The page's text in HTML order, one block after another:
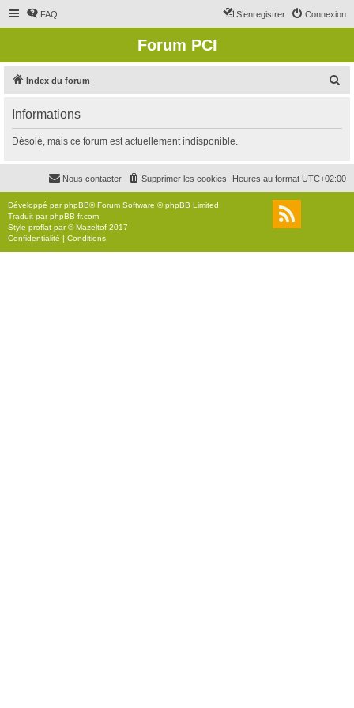
FAQ Connexion
S’enregistrer
Forum PCI
Index du forum
r
c
r
Informations
Désolé, mais ce forum est actuellement indisponible.
Heures au format UTC+02:00
Supprimer les cookies
Nous contacter
Développé parphpBB® Forum Software © phpBB Limited
Traduit parphpBB-fr.com
Style proflat par ©Mazeltof 2017
Confidentialité | Conditions